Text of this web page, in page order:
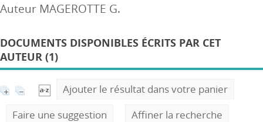
Auteur MAGEROTTE G.
DOCUMENTS DISPONIBLES ÉCRITS PAR CET
AUTEUR (1)
Ajouter le résultat dans votre panier
Faire une suggestion
Affiner la recherche